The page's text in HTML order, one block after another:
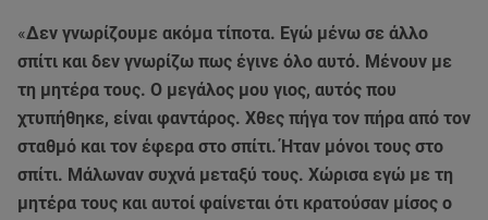
«Δεν γνωρίζουμε ακόμα τίποτα. Εγώ μένω σε άλλο
σπίτι και δεν γνωρίζω πως έγινε όλο αυτό. Μένουν με
τη μητέρα τους. Ο μεγάλος μου γιος, αυτός που
χτυπήθηκε, είναι φαντάρος. Χθες πήγα τον πήρα από τον
σταθμό και τον έφερα στο σπίτι. Ήταν μόνοι τους στο
σπίτι. Μάλωναν συχνά μεταξύ τους. Χώρισα εγώ με τη
μητέρα τους και αυτοί φαίνεται ότι κρατούσαν μίσος ο